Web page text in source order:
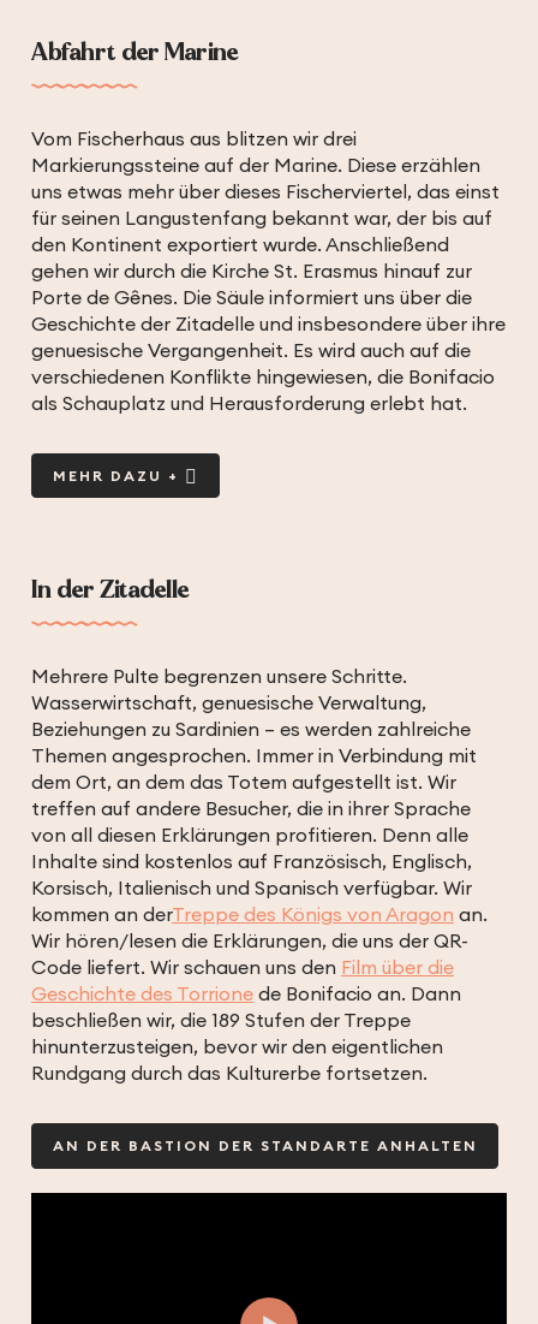
Abfahrt der Marine
Vom Fischerhaus aus blitzen wir drei
Markierungssteine auf der Marine. Diese erzählen
uns etwas mehr über dieses Fischerviertel, das einst
für seinen Langustenfang bekannt war, der bis auf
den Kontinent exportiert wurde. Anschließend
gehen wir durch die Kirche St. Erasmus hinauf zur
Porte de Gênes. Die Säule informiert uns über die
Geschichte der Zitadelle und insbesondere über ihre
genuesische Vergangenheit. Es wird auch auf die
verschiedenen Konflikte hingewiesen, die Bonifacio
als Schauplatz und Herausforderung erlebt hat.
MEHR DAZU +
In der Zitadelle
Mehrere Pulte begrenzen unsere Schritte.
Wasserwirtschaft, genuesische Verwaltung,
Beziehungen zu Sardinien – es werden zahlreiche
Themen angesprochen. Immer in Verbindung mit
dem Ort, an dem das Totem aufgestellt ist. Wir
treffen auf andere Besucher, die in ihrer Sprache
von all diesen Erklärungen profitieren. Denn alle
Inhalte sind kostenlos auf Französisch, Englisch,
Korsisch, Italienisch und Spanisch verfügbar. Wir
kommen an derTreppe des Königs von Aragon an.
Wir hören/lesen die Erklärungen, die uns der QR-
Code liefert. Wir schauen uns den Film über die
Geschichte des Torrione de Bonifacio an. Dann
beschließen wir, die 189 Stufen der Treppe
hinunterzusteigen, bevor wir den eigentlichen
Rundgang durch das Kulturerbe fortsetzen.
AN DER BASTION DER STANDARTE ANHALTEN